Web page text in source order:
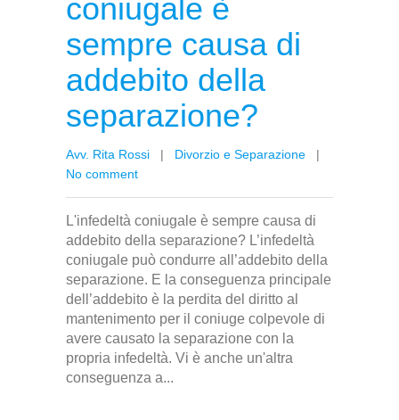
coniugale è
sempre causa di
addebito della
separazione?
Avv. Rita Rossi | Divorzio e Separazione |
No comment
L'infedeltà coniugale è sempre causa di
addebito della separazione? L’infedeltà
coniugale può condurre all’addebito della
separazione. E la conseguenza principale
dell’addebito è la perdita del diritto al
mantenimento per il coniuge colpevole di
avere causato la separazione con la
propria infedeltà. Vi è anche un'altra
conseguenza a...